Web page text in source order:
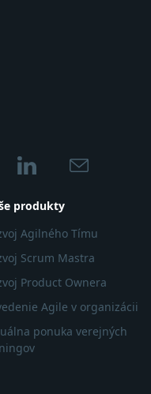
produkty
Agilného Tímu
Scrum Mastra
Product Ownera
Agile v organizácii
ponuka verejných